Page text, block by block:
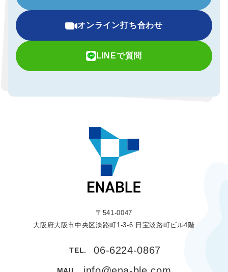
オンライン打ち合わせ
LINEで質問
〒541-0047
大阪府大阪市中央区淡路町1-3-6 日宝淡路町ビル4階
TEL. 06-6224-0867